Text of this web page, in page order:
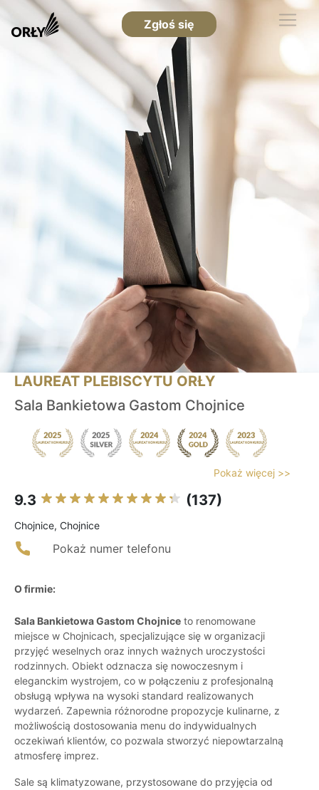
Zgłoś się
LAUREAT PLEBISCYTU ORŁY
Sala Bankietowa Gastom Chojnice
Pokaż więcej >>
9.3 (137)
Chojnice, Chojnice
Pokaż numer telefonu
O firmie:
Sala Bankietowa Gastom Chojnice to renomowane
miejsce w Chojnicach, specjalizujące się w organizacji
przyjęć weselnych oraz innych ważnych uroczystości
rodzinnych. Obiekt odznacza się nowoczesnym i
eleganckim wystrojem, co w połączeniu z profesjonalną
obsługą wpływa na wysoki standard realizowanych
wydarzeń. Zapewnia różnorodne propozycje kulinarne, z
możliwością dostosowania menu do indywidualnych
oczekiwań klientów, co pozwala stworzyć niepowtarzalną
atmosferę imprez.
Sale są klimatyzowane, przystosowane do przyjęcia od